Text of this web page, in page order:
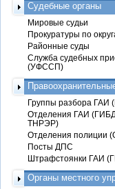
Судебные органы
Мировые судьи
Прокуратуры по
Районные суды
Служба судебных
(УФССП)
Группы разбора ГАИ
Отделения ГАИ
ТНРЭР)
Отделения полиции
Посты ДПС
Штрафстоянки ГАИ
Органы местного